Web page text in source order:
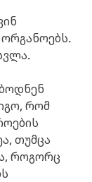
ორგანოებს.
რომ
თუმცა
როგორც